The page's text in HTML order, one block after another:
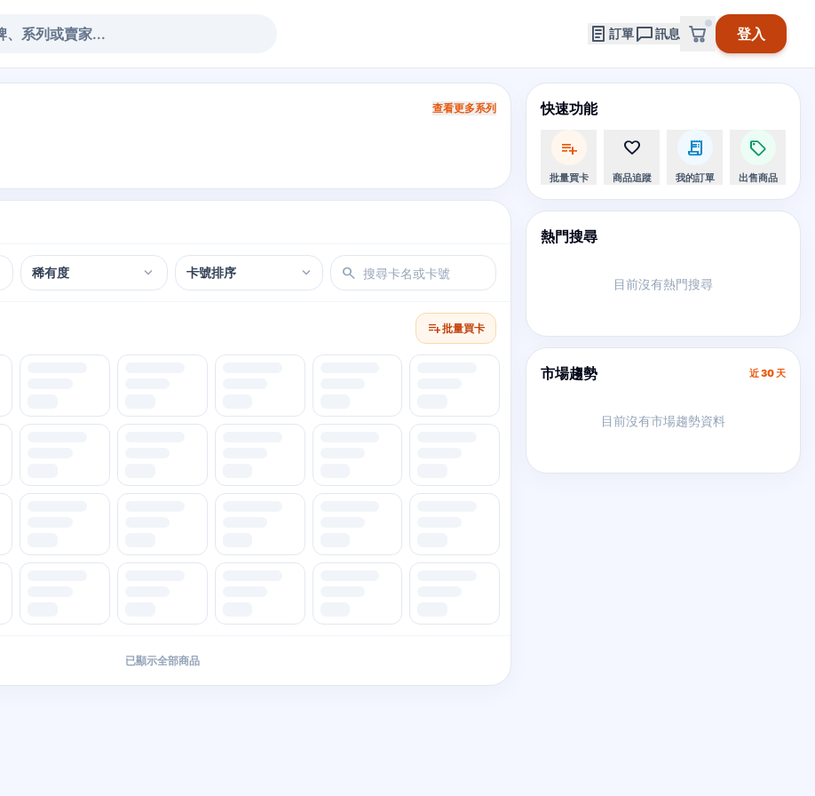
訂單 訊息 登入
查看更多系列
稀有度 expand_more 排序方式 expand_more search
playlist_add批量買卡
已顯示全部商品
快速功能
playlist_add
批量買卡
favorite
商品追蹤
receipt_long
我的訂單
sell
出售商品
熱門搜尋
目前沒有熱門搜尋
市場趨勢 近 30 天
目前沒有市場趨勢資料